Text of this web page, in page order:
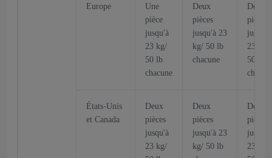
Europe
Une
pièce
jusqu'à
23 kg/
50 lb
chacune
Deux
pièces
jusqu'à 23
kg/ 50 lb
chacune
Deux
pièces
jusqu'à
23 kg/
50 lb
États-Unis
et Canada
Deux
pièces
jusqu'à
23 kg/
Deux
pièces
jusqu'à 23
kg/ 50 lb
Deux
pièces
jusqu'à
23 kg/